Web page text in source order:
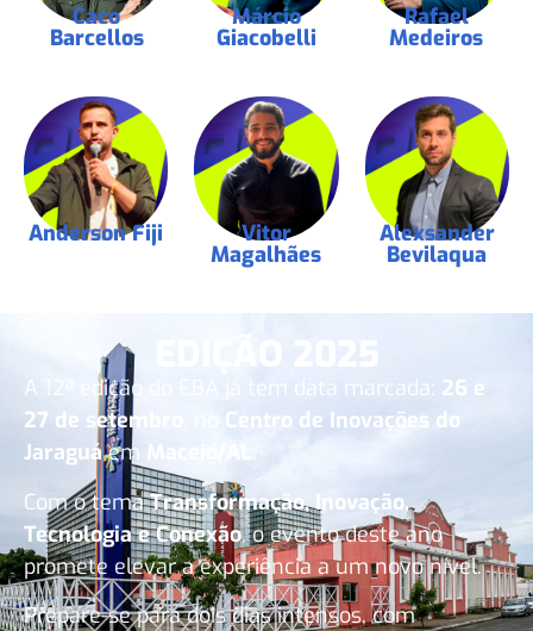
Caco
Barcellos
Márcio
Giacobelli
Rafael
Medeiros
Anderson Fiji Vitor
Magalhães
Alexsander
Bevilaqua
EDIÇÃO 2025
A 12ª edição do EBA já tem data marcada: 26 e
27 de setembro
Centro de Inovações do
Jaraguáem Maceió/AL
Com o temaTransformação, Inovação,
Tecnologia e Conexão, o evento deste ano
promete elevar a experiência a um novo nível.
Prepare-se para dois dias intensos, com